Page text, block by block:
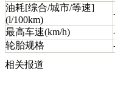
油耗[综合/城市/等速]
(l/100km)
最高车速(km/h)
轮胎规格
相关报道